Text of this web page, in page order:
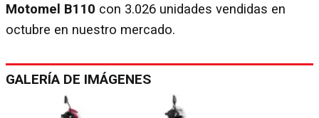
Motomel B110 con 3.026 unidades vendidas en
octubre en nuestro mercado.
GALERÍA DE IMÁGENES